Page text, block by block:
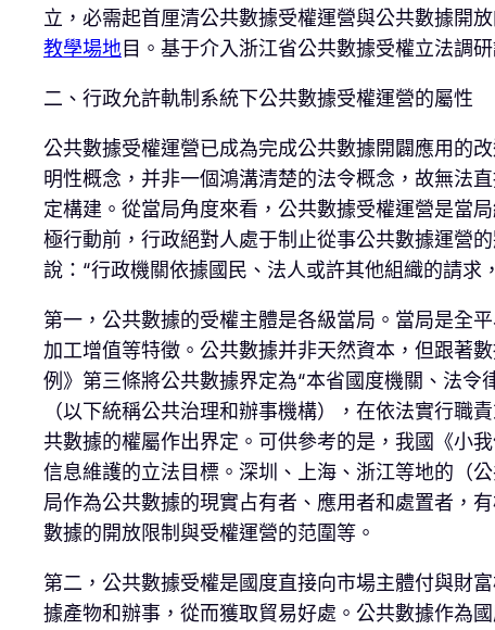
立，必需起首厘清公共數據受權運營與公共數據開
教學場地目。基于介入浙江省公共數據受權立法調
二、行政允許軌制系統下公共數據受權運營的屬性
公共數據受權運營已成為完成公共數據開闢應用的
明性概念，并非一個鴻溝清楚的法令概念，故無法
定構建。從當局角度來看，公共數據受權運營是當
極行動前，行政絕對人處于制止從事公共數據運營
說：“行政機關依據國民、法人或許其他組織的請求
第一，公共數據的受權主體是各級當局。當局是全
加工增值等特徵。公共數據并非天然資本，但跟著
例》第三條將公共數據界定為“本省國度機關、法
（以下統稱公共治理和辦事機構），在依法實行職
共數據的權屬作出界定。可供參考的是，我國《小
信息維護的立法目標。深圳、上海、浙江等地的（
局作為公共數據的現實占有者、應用者和處置者，
數據的開放限制與受權運營的范圍等。
第二，公共數據受權是國度直接向市場主體付與財
據產物和辦事，從而獲取貿易好處。公共數據作為